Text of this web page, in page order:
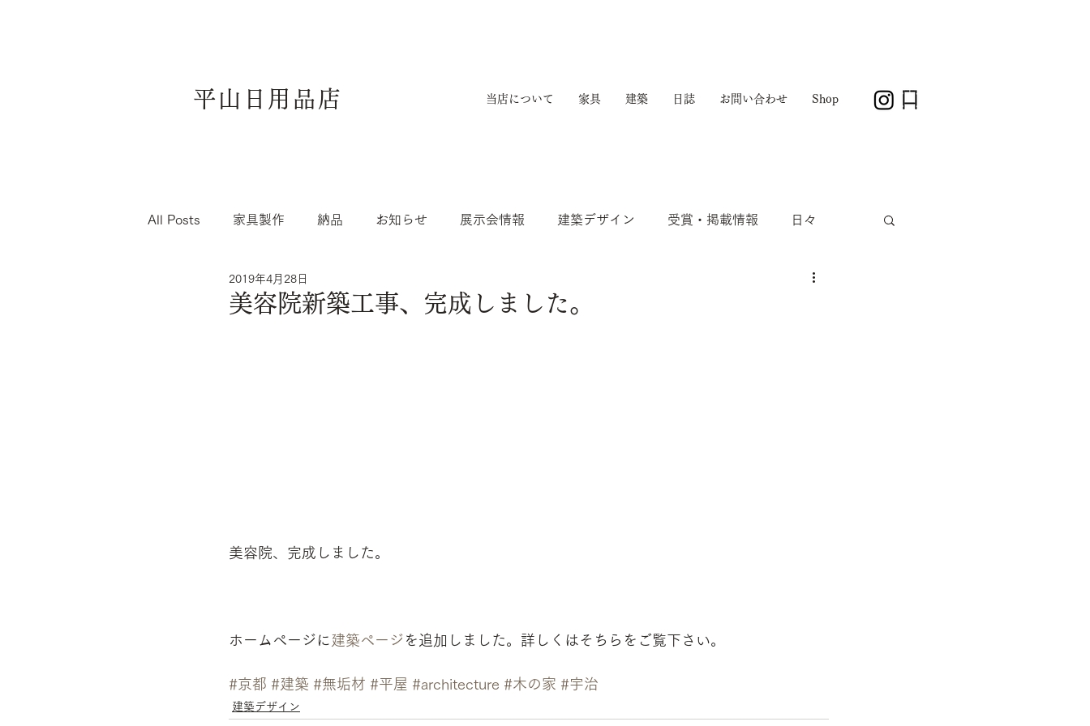
平山日用品店 当店について 家具 建築 日誌 お問い合わせ Shop
All Posts 家具製作 納品 お知らせ 展示会情報 建築デザイン 受賞・掲載情報 日々
美容院新築工事、完成しました。
2019年4月28日
美容院、完成しました。
ホームページに 建築ページ を追加しました。詳しくはそちらをご覧下さい。
#京都 #建築 #無垢材 #平屋 #architecture #木の家 #宇治
建築デザイン